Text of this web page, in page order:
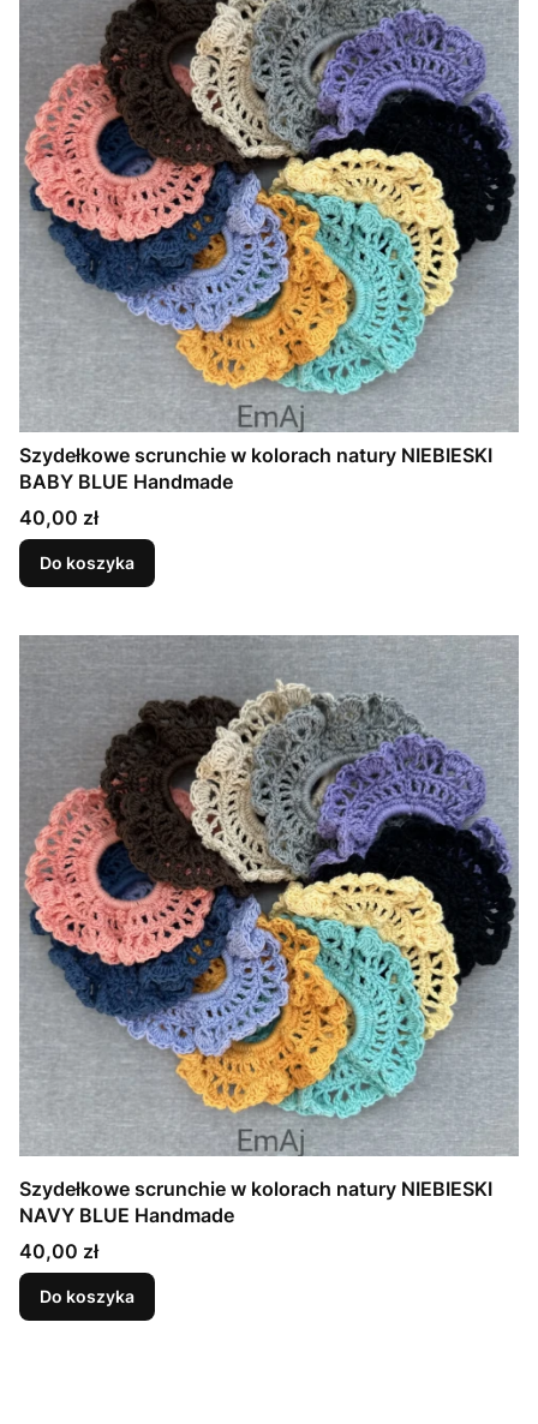
Szydełkowe scrunchie w kolorach natury NIEBIESKI
BABY BLUE Handmade
Cena
40,00 zł
Do koszyka
Szydełkowe scrunchie w kolorach natury NIEBIESKI
NAVY BLUE Handmade
Cena
40,00 zł
Do koszyka